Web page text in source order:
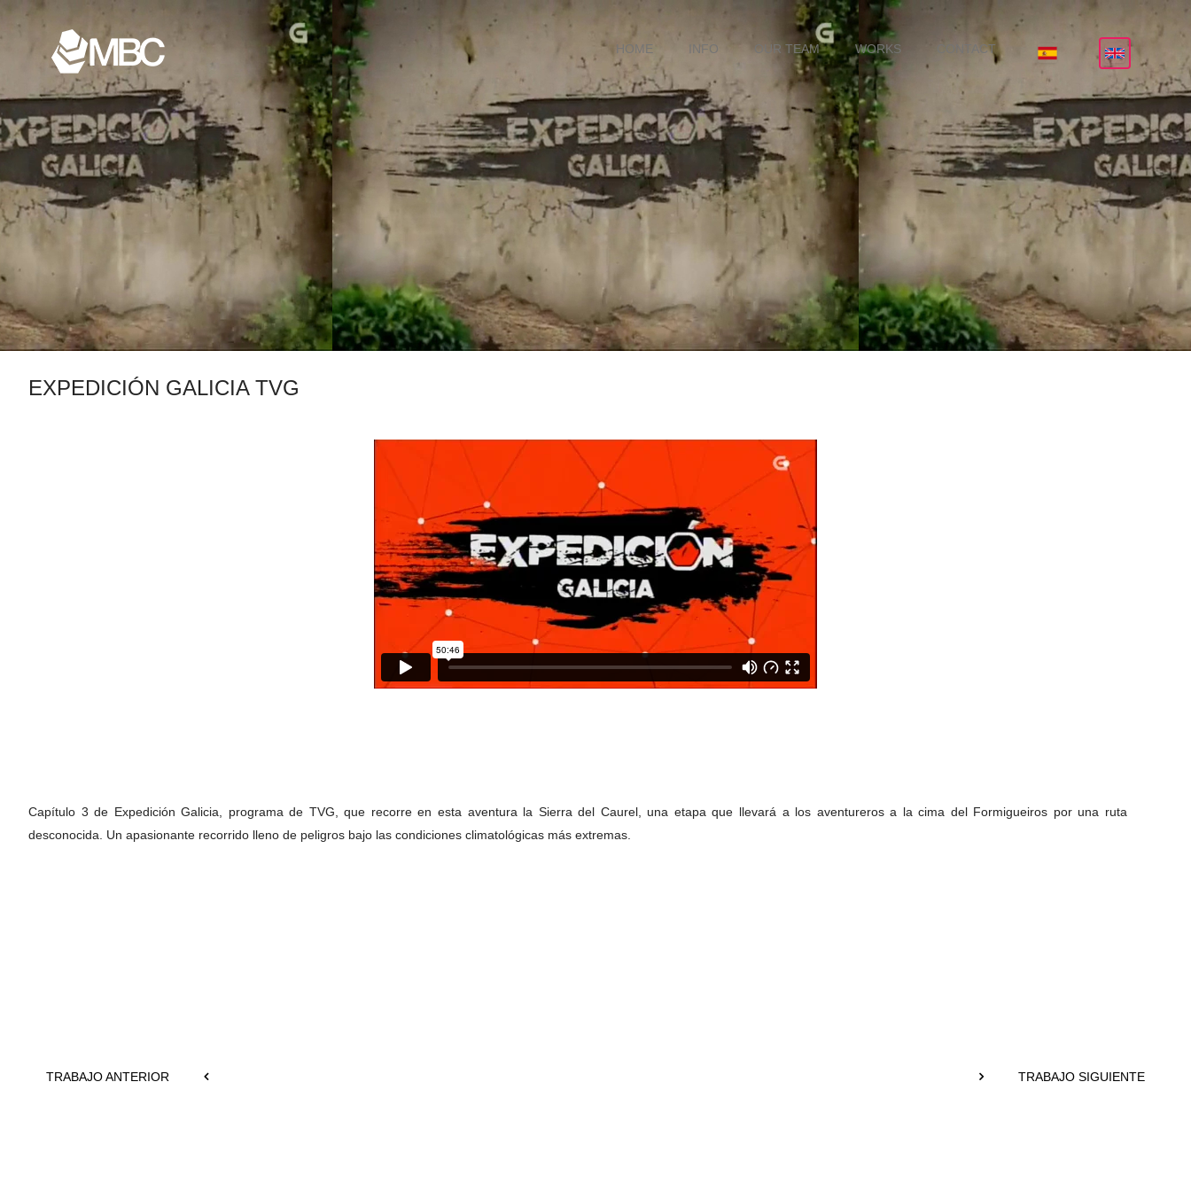
HOME INFO OUR TEAM WORKS CONTACT
EXPEDICIÓN GALICIA TVG
Capítulo 3 de Expedición Galicia, programa de TVG, que recorre en esta aventura la Sierra del Caurel, una etapa que llevará a los aventureros a la cima del Formigueiros por una ruta
desconocida. Un apasionante recorrido lleno de peligros bajo las condiciones climatológicas más extremas.
TRABAJO ANTERIOR TRABAJO SIGUIENTE